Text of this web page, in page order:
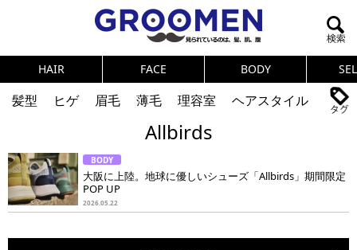
HAIR FACE BODY
髪型 ヒゲ 眉毛 薄毛 理容室
ヘアスタイル
ニオイ
連載
メンズコスメ
NEWS PICK UP 筋肉
女の本音
テストステロン
海外セレブ
健康
スキンケア 食事
調査結果
Allbirds
BODY
大阪に上陸。地球に優しいシューズ「Allbirds」期間限定
POP UP
2026.05.22